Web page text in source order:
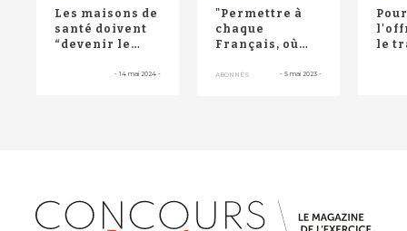
Les maisons de
santé doivent
“devenir le
- 14 mai 2024 -
"Permettre à
chaque
Français, où
d’être
ABONNÉS - 5 mai 2023 -
le